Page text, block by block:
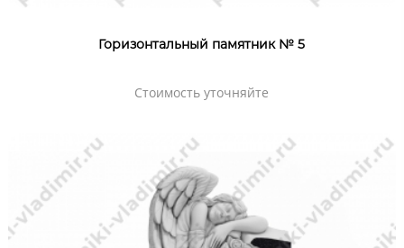
Горизонтальный памятник № 5
Стоимость уточняйте